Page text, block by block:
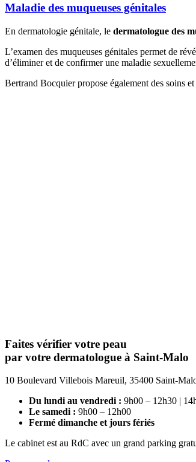
Maladie des muqueuses génitales
En dermatologie génitale, le dermatologue des
L’examen des muqueuses génitales permet de
d’éliminer et de confirmer une maladie
Bertrand Bocquier propose également des soins
Faites vérifier votre peau
par votre dermatologue à Saint-Malo
10 Boulevard Villebois Mareuil, 35400 Saint-
Du lundi au vendredi : 9h00 – 12h30 |
Le samedi : 9h00 – 12h00
Fermé dimanche et jours fériés
Le cabinet est au RdC avec un grand parking